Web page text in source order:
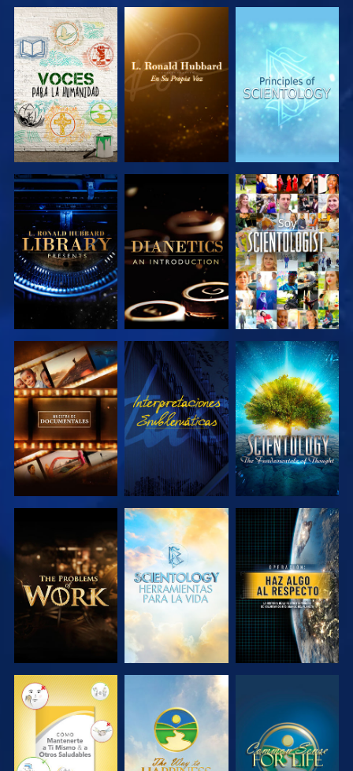
EXPLORA LAS
SERIES
EXPLORA LAS
SERIES
EXPLORA LAS
SERIES
EXPLORA LAS
SERIES
EXPLORA LAS
SERIES
VE
EXPLORA LAS
SERIES
VE
EXPLORA LAS
SERIES
EXPLORA LAS
SERIES
EXPLORA LAS
SERIES
VE
VE VE VE